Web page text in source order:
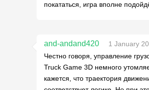
покататься, игра вполне
and-andand420
1 January
Честно говоря, управление
Truck Game 3D немного
кажется, что траектория